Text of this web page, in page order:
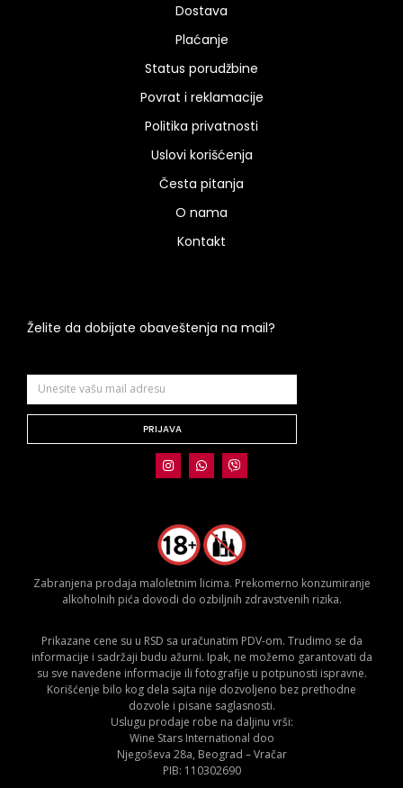
Dostava
Plaćanje
Status porudžbine
Povrat i reklamacije
Politika privatnosti
Uslovi korišćenja
Česta pitanja
O nama
Kontakt
Želite da dobijate obaveštenja na mail?
PRIJAVA
Zabranjena prodaja maloletnim licima. Prekomerno konzumiranje
alkoholnih pića dovodi do ozbiljnih zdravstvenih rizika.
Prikazane cene su u RSD sa uračunatim PDV-om. Trudimo se da
informacije i sadržaji budu ažurni. Ipak, ne možemo garantovati da
su sve navedene informacije ili fotografije u potpunosti ispravne.
Korišćenje bilo kog dela sajta nije dozvoljeno bez prethodne
dozvole i pisane saglasnosti.
Uslugu prodaje robe na daljinu vrši:
Wine Stars International doo
Njegoševa 28a, Beograd – Vračar
PIB: 110302690